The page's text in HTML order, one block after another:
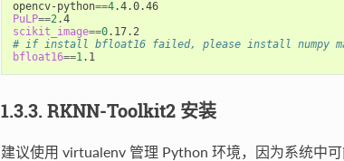
opencv-python==4
.4.0.46
PuLP==2
.4
scikit_image==0
.17.2
# if install bfloat16 failed, please install numpy
bfloat16==1 .1
1.3.3. RKNN-Toolkit2 安装
建议使用 virtualenv 管理 Python 环境，因为系统中